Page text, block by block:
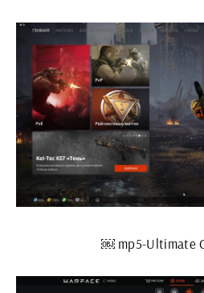
￼ mp5-Ultimate